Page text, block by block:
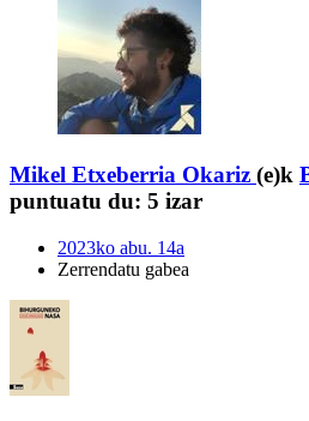
Mikel Etxeberria Okariz (e)k
puntuatu du: 5 izar
2023ko abu. 14a
Zerrendatu gabea